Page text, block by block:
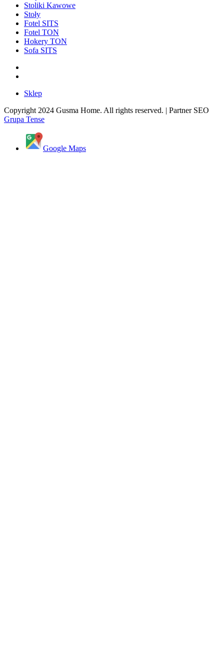
Stoliki Kawowe
Stoły
Fotel SITS
Fotel TON
Hokery TON
Sofa SITS
Sklep
Copyright 2024 Gusma Home. All rights reserved. | Partner SEO
Grupa Tense
Google Maps